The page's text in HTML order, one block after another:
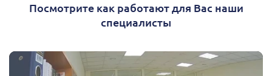
Посмотрите как работают для Вас наши
специалисты